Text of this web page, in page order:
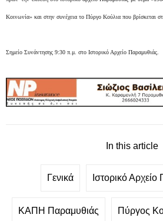
Κοινωνία» και στην συνέχεια το Πύργο Κούλια που βρίσκεται
Σημείο Συνάντησης 9:30 π.μ. στο Ιστορικό Αρχείο Παραμυθιάς.
In this article
Γενικά Ιστορικό
ΚΑΠΗ Παραμυθιάς Πύργος